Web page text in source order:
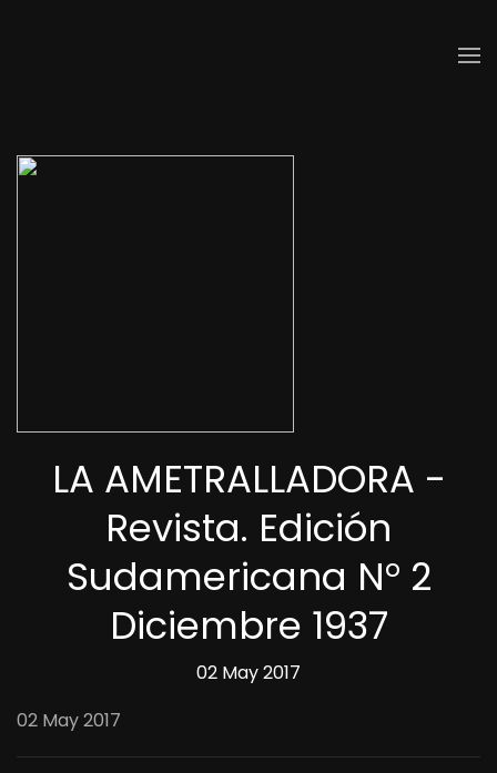
LA AMETRALLADORA -
Revista. Edición
Sudamericana N° 2
Diciembre 1937
02 May 2017
02 May 2017